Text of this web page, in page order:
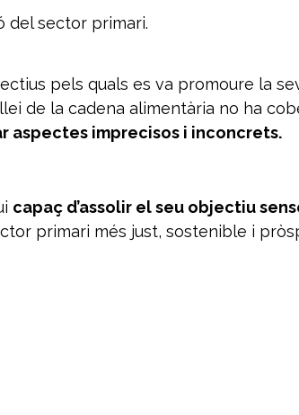
del sector primari.
pels quals es va promoure la
de la cadena alimentària no ha
aspectes imprecisos i inconcrets.
capaç d’assolir el seu objectiu
primari més just, sostenible i